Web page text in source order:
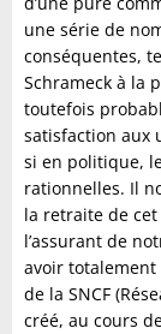
une série de
conséquentes,
Schrameck à la
toutefois
satisfaction aux
si en politique,
rationnelles. Il
la retraite de cet
l’assurant de
avoir totalement
de la SNCF
créé, au cours